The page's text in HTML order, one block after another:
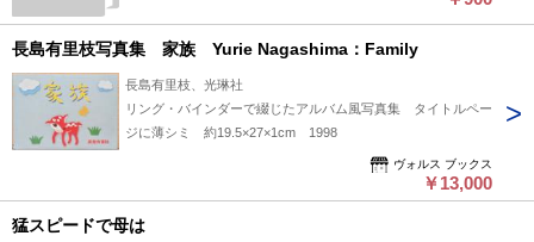
ビュアー/福
永信・構
成）、ずっ
と五分間
シャボン玉
ひとつ 消
動物（中原
昌也）ほか
長島有里枝写真集 家族 Yurie Nagashima：Family
長島有里枝、光琳社
リング・バインダーで綴じたアルバム風写真集 タイトルペー
ジに薄シミ 約19.5×27×1cm 1998
ヴォルス ブックス
￥13,000
猛スピードで母は